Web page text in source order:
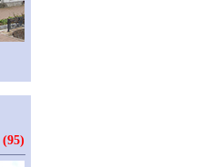
(95)